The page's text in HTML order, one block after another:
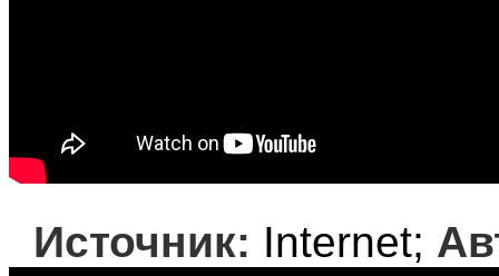
Источник: Internet;